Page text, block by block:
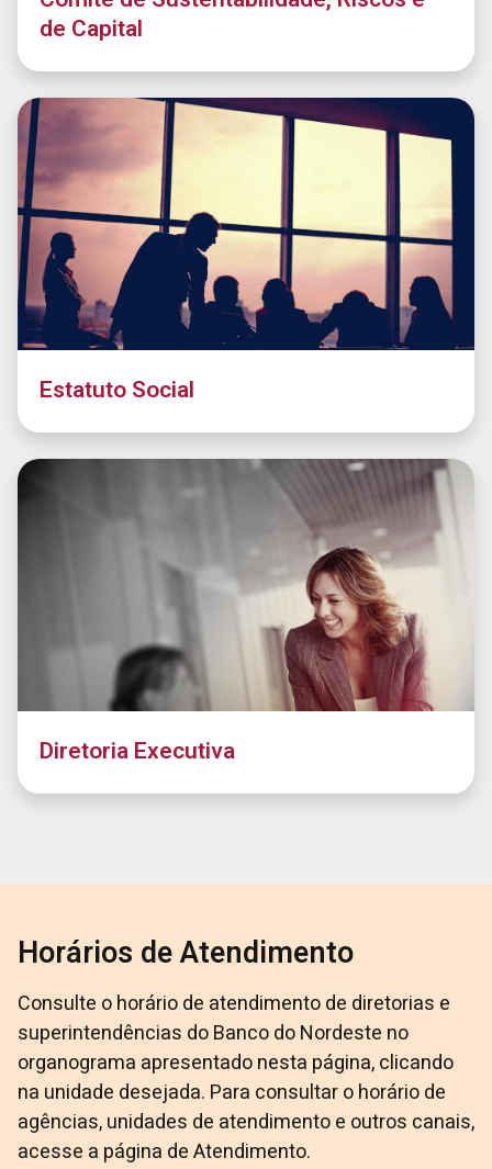
de Capital
Estatuto Social
Diretoria Executiva
Horários de Atendimento
Consulte o horário de atendimento de diretorias e
superintendências do Banco do Nordeste no
organograma apresentado nesta página, clicando
na unidade desejada. Para consultar o horário de
agências, unidades de atendimento e outros canais,
acesse a página de Atendimento.